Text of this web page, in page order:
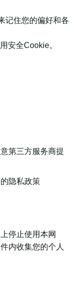
记住您的偏好和各
安全Cookie。
第三方服务商提
隐私政策
停止使用本网
内收集您的个人